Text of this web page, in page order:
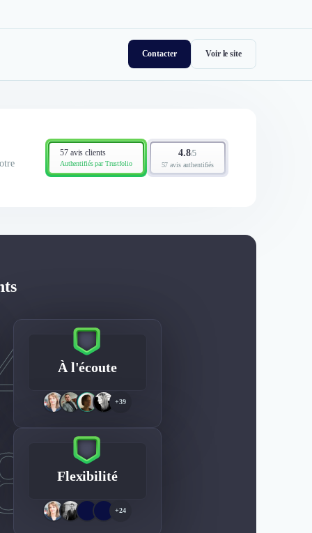
Contacter Voir le site
57 avis clients
Authentifiés par Trustfolio
4.8/5
57 avis authentifiés
À l'écoute
+39
Flexibilité
+24